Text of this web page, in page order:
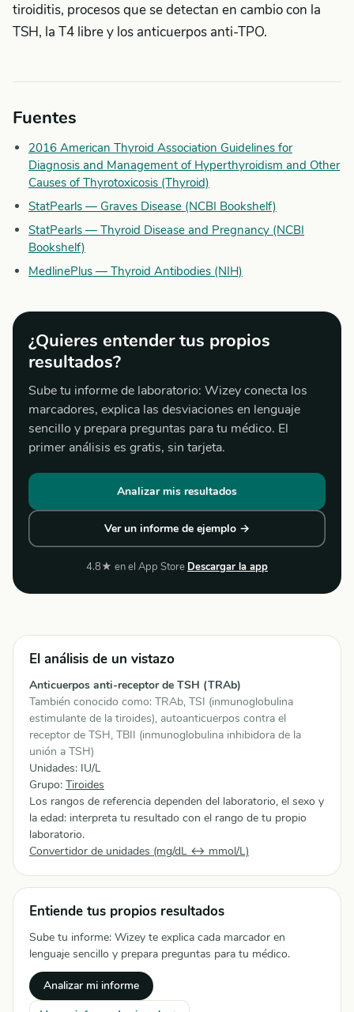
tiroiditis, procesos que se detectan en cambio con la
TSH, la T4 libre y los anticuerpos anti-TPO.
Fuentes
2016 American Thyroid Association Guidelines for
Diagnosis and Management of Hyperthyroidism and Other
Causes of Thyrotoxicosis (Thyroid)
StatPearls — Graves Disease (NCBI Bookshelf)
StatPearls — Thyroid Disease and Pregnancy (NCBI
Bookshelf)
MedlinePlus — Thyroid Antibodies (NIH)
¿Quieres entender tus propios
resultados?
Sube tu informe de laboratorio: Wizey conecta los
marcadores, explica las desviaciones en lenguaje
sencillo y prepara preguntas para tu médico. El
primer análisis es gratis, sin tarjeta.
Analizar mis resultados
Ver un informe de ejemplo →
4.8★ en el App Store Descargar la app
El análisis de un vistazo
Anticuerpos anti-receptor de TSH (TRAb)
También conocido como: TRAb, TSI (inmunoglobulina
estimulante de la tiroides), autoanticuerpos contra el
receptor de TSH, TBII (inmunoglobulina inhibidora de la
unión a TSH)
Unidades: IU/L
Grupo: Tiroides
Los rangos de referencia dependen del laboratorio, el sexo y
la edad: interpreta tu resultado con el rango de tu propio
laboratorio.
Convertidor de unidades (mg/dL ↔ mmol/L)
Entiende tus propios resultados
Sube tu informe: Wizey te explica cada marcador en
lenguaje sencillo y prepara preguntas para tu médico.
Analizar mi informe